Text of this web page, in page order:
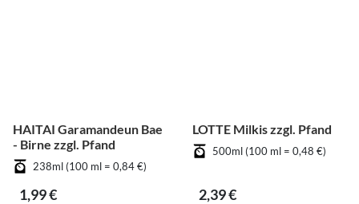
HAITAI Garamandeun Bae
- Birne zzgl. Pfand
238ml (100 ml = 0,84 €)
1,99 €
LOTTE Milkis zzgl. Pfand
500ml (100 ml = 0,48 €)
2,39 €